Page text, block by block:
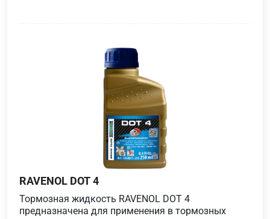
RAVENOL DOT 4
Тормозная жидкость RAVENOL DOT 4
предназначена для применения в тормозных